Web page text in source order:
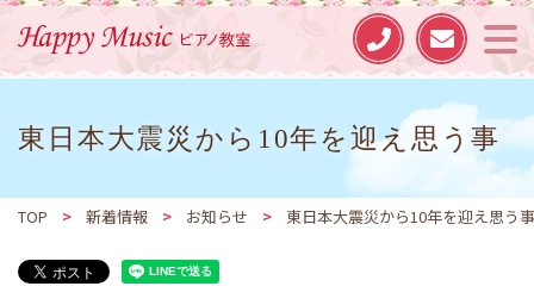
東日本大震災から10年を迎え思う事
TOP > 新着情報 > お知らせ > 東日本大震災から10年を迎え思う事